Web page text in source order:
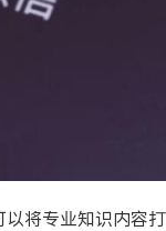
将专业知识内容